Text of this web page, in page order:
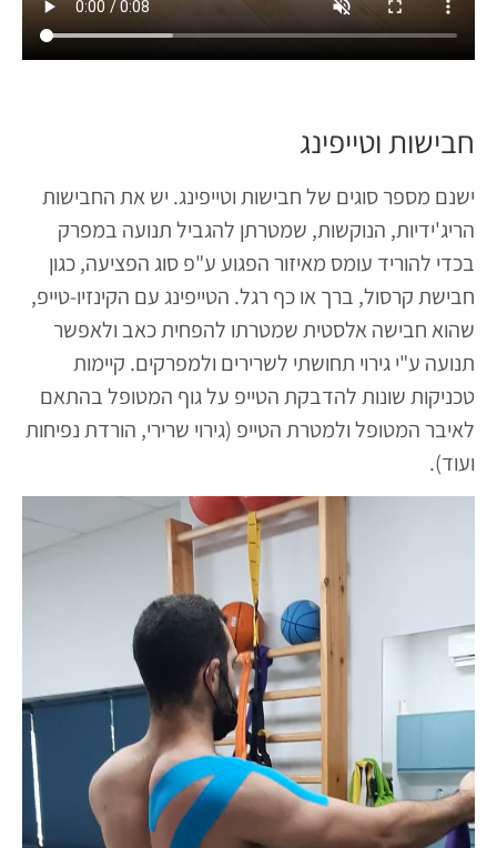
חבישות וטייפינג
ישנם מספר סוגים של חבישות וטייפינג. יש את החבישות
הריג'ידיות, הנוקשות, שמטרתן להגביל תנועה במפרק
בכדי להוריד עומס מאיזור הפגוע ע"פ סוג הפציעה, כגון
חבישת קרסול, ברך או כף רגל. הטייפינג עם הקינזיו-טייפ,
שהוא חבישה אלסטית שמטרתו להפחית כאב ולאפשר
תנועה ע"י גירוי תחושתי לשרירים ולמפרקים. קיימות
טכניקות שונות להדבקת הטייפ על גוף המטופל בהתאם
לאיבר המטופל ולמטרת הטייפ (גירוי שרירי, הורדת נפיחות
ועוד).